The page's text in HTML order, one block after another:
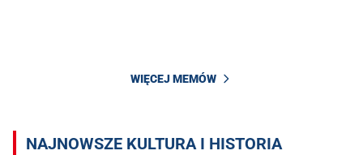
WIĘCEJ MEMÓW
NAJNOWSZE KULTURA I HISTORIA